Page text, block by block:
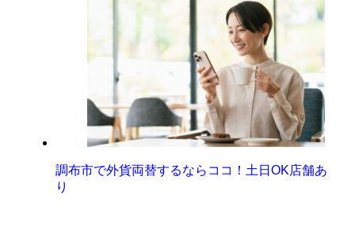
調布市で外貨両替するならココ！土日OK店舗あ
り